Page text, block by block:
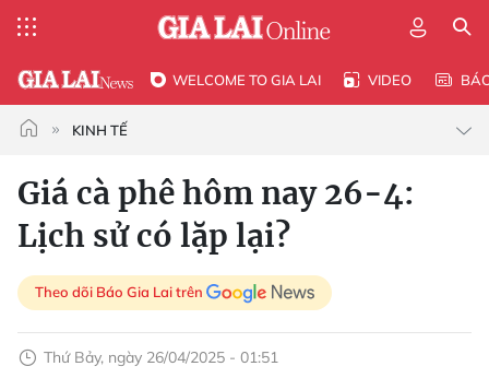
WELCOME TO GIA LAI VIDEO
KINH TẾ
Giá cà phê hôm nay 26-4:
Lịch sử có lặp lại?
Theo dõi Báo Gia Lai trên
Thứ Bảy, ngày 26/04/2025 - 01:51